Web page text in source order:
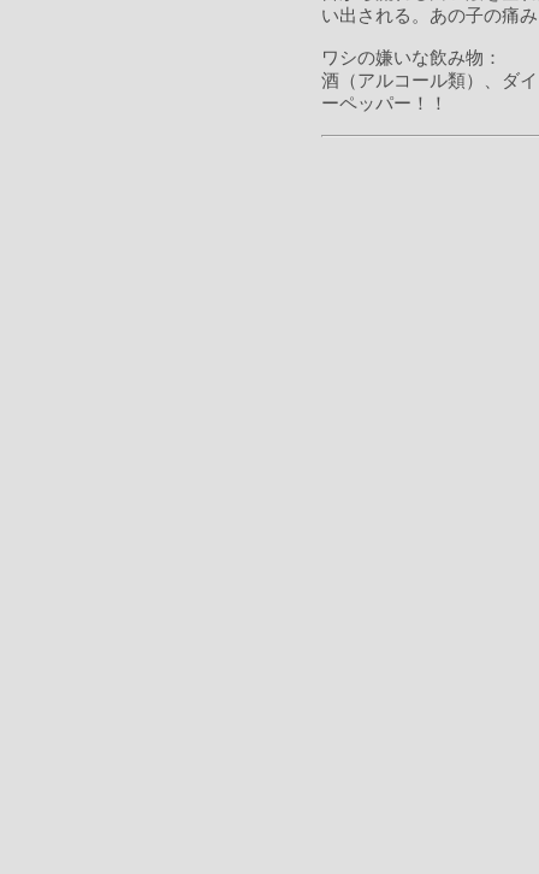
い出される。あの子の痛
ワシの嫌いな飲み物：
酒（アルコール類）、ダ
ーペッパー！！